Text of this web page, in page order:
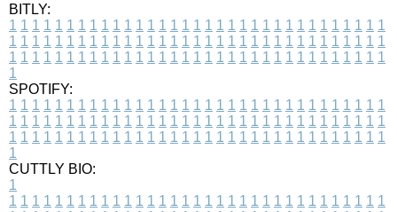
BITLY:
1 1 1 1 1 1 1 1 1 1 1 1 1 1 1 1 1 1 1 1 1 1 1 1 1 1 1 1 1 1 1 1 1
1 1 1 1 1 1 1 1 1 1 1 1 1 1 1 1 1 1 1 1 1 1 1 1 1 1 1 1 1 1 1 1 1
1 1 1 1 1 1 1 1 1 1 1 1 1 1 1 1 1 1 1 1 1 1 1 1 1 1 1 1 1 1 1 1 1
1
SPOTIFY:
1 1 1 1 1 1 1 1 1 1 1 1 1 1 1 1 1 1 1 1 1 1 1 1 1 1 1 1 1 1 1 1 1
1 1 1 1 1 1 1 1 1 1 1 1 1 1 1 1 1 1 1 1 1 1 1 1 1 1 1 1 1 1 1 1 1
1 1 1 1 1 1 1 1 1 1 1 1 1 1 1 1 1 1 1 1 1 1 1 1 1 1 1 1 1 1 1 1 1
1
CUTTLY BIO:
1
1 1 1 1 1 1 1 1 1 1 1 1 1 1 1 1 1 1 1 1 1 1 1 1 1 1 1 1 1 1 1 1 1